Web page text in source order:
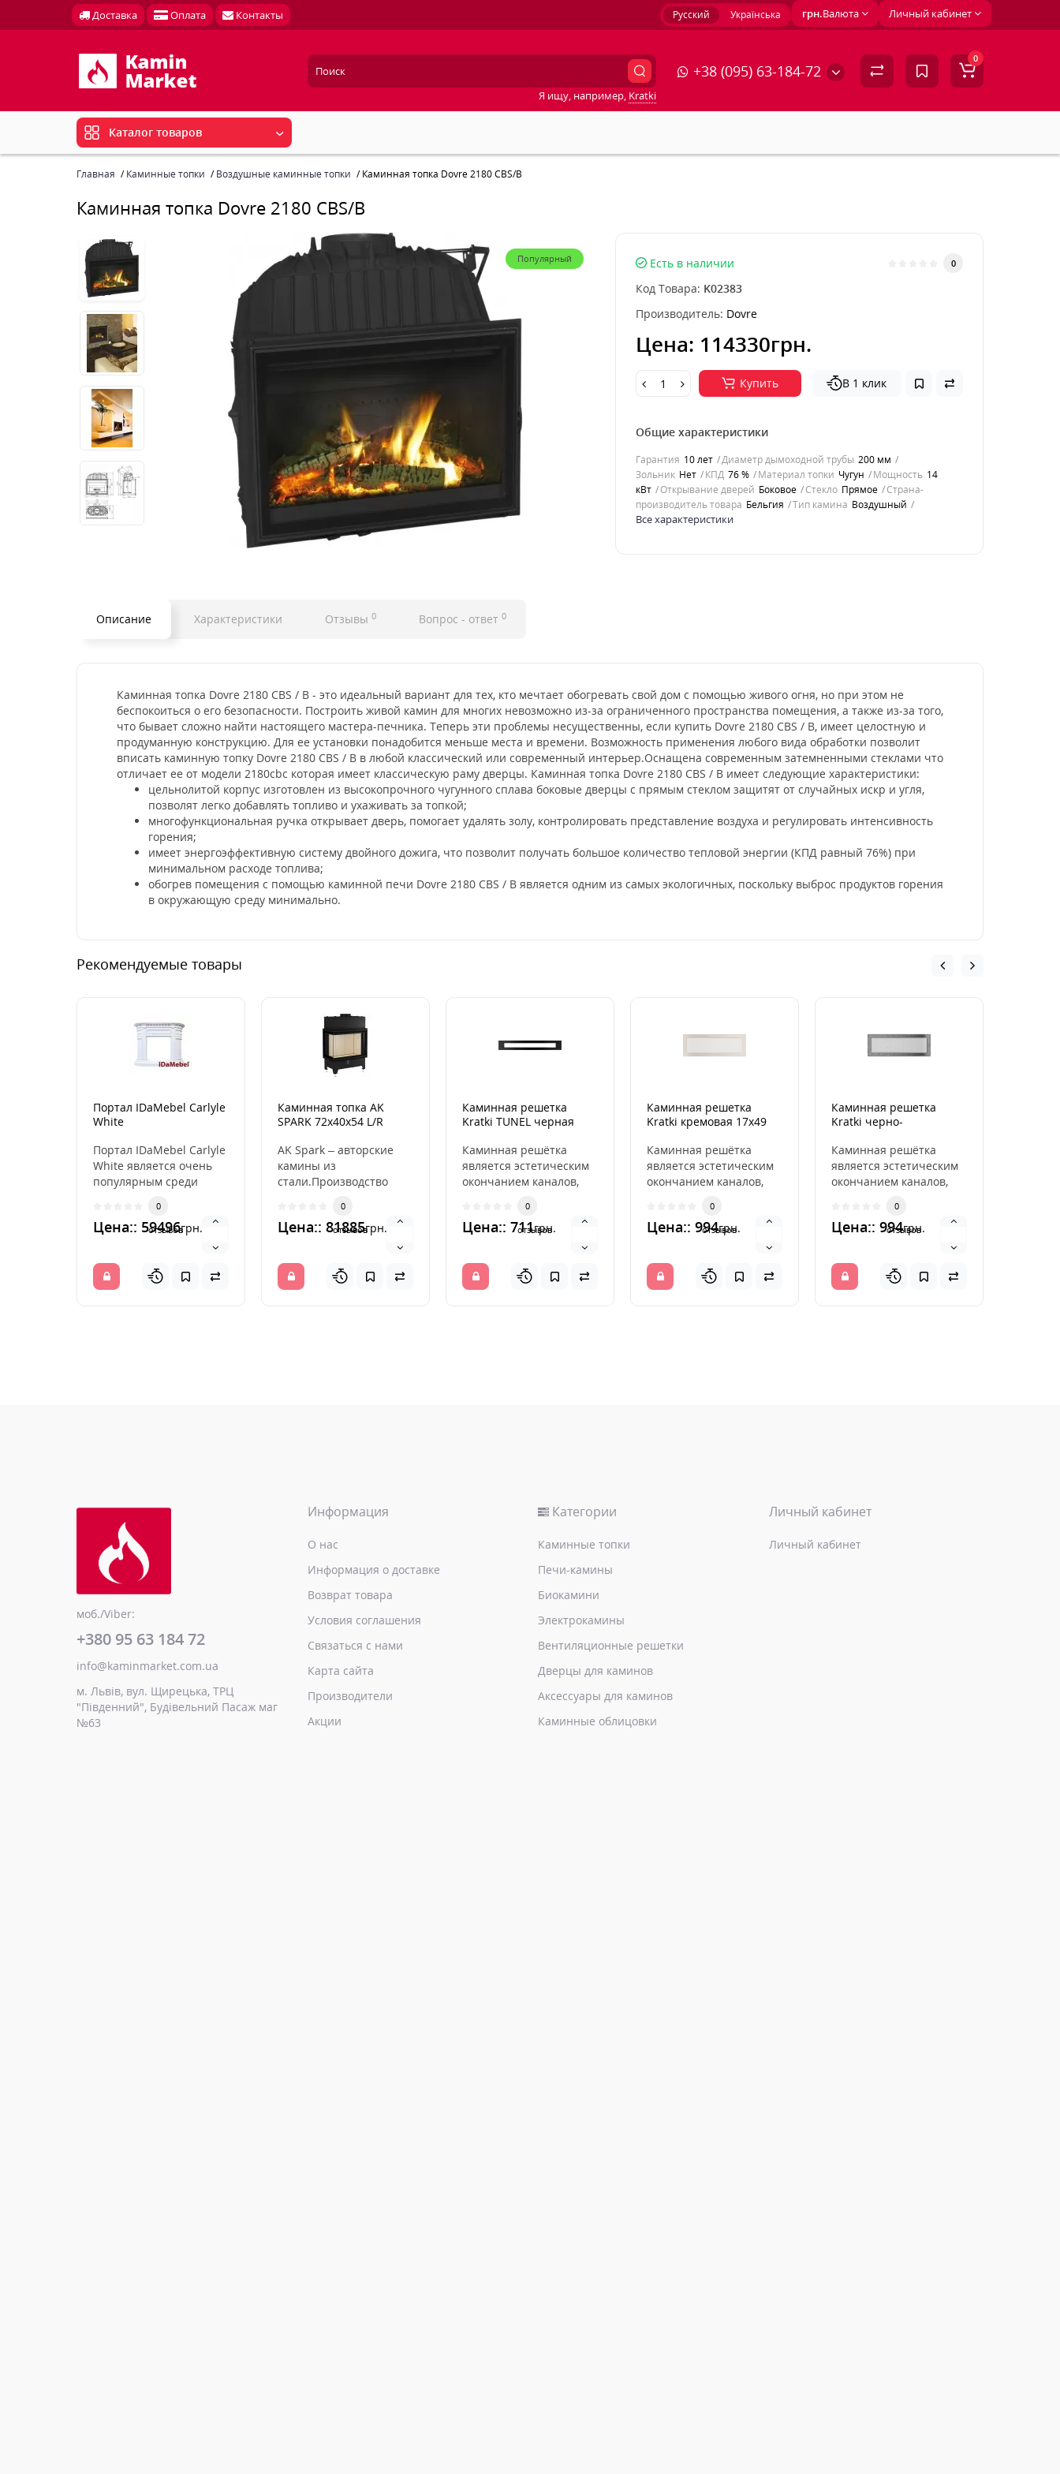
Доставка Оплата Контакты Личный кабинет
грн.Валюта
Русский Українська
+38 (095) 63-184-72
Я ищу, например, Kratki
0
Каталог товаров
Главная Каминные топки Воздушные каминные топки Каминная топка Dovre 2180 CBS/B
Каминная топка Dovre 2180 CBS/B
Популярный Есть в наличии 0
Код Товара: K02383
Производитель: Dovre
Цена: 114330грн.
Купить В 1 клик
Общие характеристики
Гарантия 10 лет Диаметр дымоходной трубы 200 мм
Зольник Нет КПД 76 % Материал топки Чугун Мощность 14
кВт
Открывание дверей Боковое Стекло Прямое
Страна-
производитель товара Бельгия Тип камина Воздушный
Все характеристики
Описание Характеристики Отзывы 0 Вопрос - ответ 0
Каминная топка Dovre 2180 CBS / B - это идеальный вариант для тех, кто мечтает обогревать свой дом с помощью живого огня, но при этом не
беспокоиться о его безопасности. Построить живой камин для многих невозможно из-за ограниченного пространства помещения, а также из-за того,
что бывает сложно найти настоящего мастера-печника. Теперь эти проблемы несущественны, если купить Dovre 2180 CBS / B, имеет целостную и
продуманную конструкцию. Для ее установки понадобится меньше места и времени. Возможность применения любого вида обработки позволит
вписать каминную топку Dovre 2180 CBS / B в любой классический или современный интерьер.Оснащена современным затемненными стеклами что
отличает ее от модели 2180cbc которая имеет классическую раму дверцы. Каминная топка Dovre 2180 CBS / B имеет следующие характеристики:
цельнолитой корпус изготовлен из высокопрочного чугунного сплава боковые дверцы с прямым стеклом защитят от случайных искр и угля,
позволят легко добавлять топливо и ухаживать за топкой;
многофункциональная ручка открывает дверь, помогает удалять золу, контролировать представление воздуха и регулировать интенсивность
горения;
имеет энергоэффективную систему двойного дожига, что позволит получать большое количество тепловой энергии (КПД равный 76%) при
минимальном расходе топлива;
обогрев помещения с помощью каминной печи Dovre 2180 CBS / B является одним из самых экологичных, поскольку выброс продуктов горения
в окружающую среду минимально.
Рекомендуемые товары
Портал IDaMebel Carlyle
White
Портал IDaMebel Carlyle
White является очень
популярным среди
Благодаря своей
изысканн..
0
отзывов
Цена:: 59496грн.
Каминная топка AK
SPARK 72x40x54 L/R
AK Spark – авторские
камины из
стали.Производство
Spark началось в 2021
году. Н..
0
отзывов
Цена:: 81885грн.
Каминная решетка
Kratki TUNEL черная
Каминная решётка
является эстетическим
окончанием каналов,
горячий воздух из
камина. ..
0
отзывов
Цена:: 711грн.
Каминная решетка
Kratki кремовая 17x49
Каминная решётка
является эстетическим
окончанием каналов,
горячий воздух из
камина. ..
0
отзывов
Цена:: 994грн.
Каминная решетка
Kratki черно-
Каминная решётка
является эстетическим
окончанием каналов,
горячий воздух из
камина. ..
0
отзывов
Цена:: 994грн.
моб./Viber:
+380 95 63 184 72
info@kaminmarket.com.ua
м. Львів, вул. Щирецька, ТРЦ
"Південний", Будівельний Пасаж маг
№63
Информация
О нас
Информация о доставке
Возврат товара
Условия соглашения
Связаться с нами
Карта сайта
Производители
Акции
Категории
Каминные топки
Печи-камины
Биокамини
Электрокамины
Вентиляционные решетки
Дверцы для каминов
Аксессуары для каминов
Каминные облицовки
Личный кабинет
Личный кабинет